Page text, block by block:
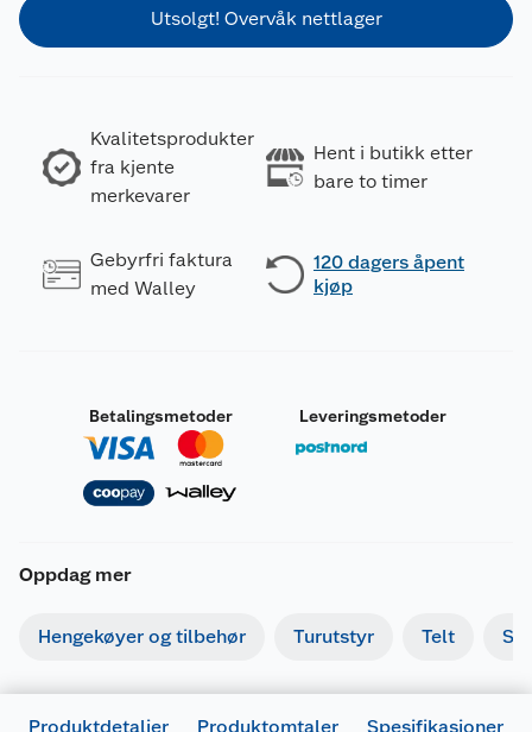
Utsolgt! Overvåk nettlager
Kvalitetsprodukter
fra kjente
merkevarer
Hent i butikk etter
bare to timer
Gebyrfri faktura
med Walley
120 dagers åpent
kjøp
Betalingsmetoder Leveringsmetoder
Oppdag mer
Hengekøyer og tilbehør Turutstyr Telt
Produktdetaljer Produktomtaler Spesifikasjoner